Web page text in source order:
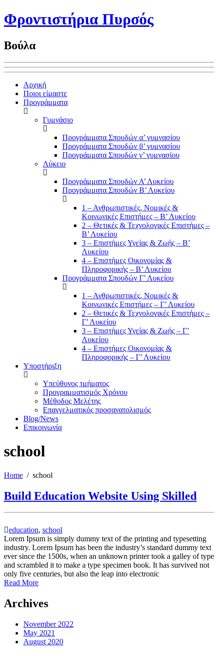
Φροντιστήρια Πυρσός
Βούλα
Αρχική
Ποιοι είμαστε
Προγράμματα
Γυμνάσιο
Προγράμματα Σπουδών α’ γυμνασίου
Προγράμματα Σπουδών β’ γυμνασίου
Προγράμματα Σπουδών γ’ γυμνασίου
Λύκειο
Προγράμματα Σπουδών Α’ Λυκείου
Προγράμματα Σπουδών Β’ Λυκείου
1 – Ανθρωπιστικές, Νομικές &
Κοινωνικές Επιστήμες – Β’ Λυκείου
2 – Θετικές & Τεχνολογικές Επιστήμες –
Β’ Λυκείου
3 – Επιστήμες Υγείας & Ζωής – Β’
Λυκείου
4 – Επιστήμες Οικονομίας &
Πληροφορικής – Β’ Λυκείου
Προγράμματα Σπουδών Γ’ Λυκείου
1 – Ανθρωπιστικές, Νομικές &
Κοινωνικές Επιστήμες – Γ’ Λυκείου
2 – Θετικές & Τεχνολογικές Επιστήμες –
Γ’ Λυκείου
3 – Επιστήμες Υγείας & Ζωής – Γ’
Λυκείου
4 – Επιστήμες Οικονομίας &
Πληροφορικής – Γ’ Λυκείου
Υποστήριξη
Υπεύθυνος τμήματος
Προγραμματισμός Χρόνου
Μέθοδος Μελέτης
Επαγγελματικός προσανατολισμός
Blog/News
Επικοινωνία
school
Home school
Build Education Website Using Skilled
education, school
Lorem Ipsum is simply dummy text of the printing and typesetting
industry. Lorem Ipsum has been the industry’s standard dummy text
ever since the 1500s, when an unknown printer took a galley of type
and scrambled it to make a type specimen book. It has survived not
only five centuries, but also the leap into electronic
Read More
Archives
November 2022
May 2021
August 2020